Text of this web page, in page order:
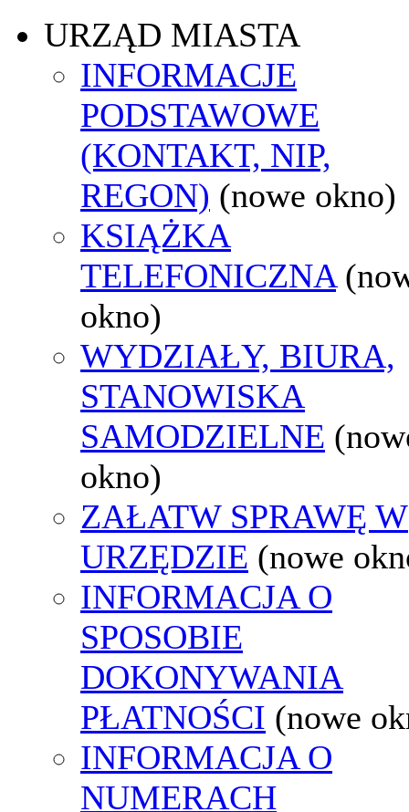
URZĄD MIASTA
INFORMACJE
PODSTAWOWE
(KONTAKT, NIP,
REGON) (nowe okno)
KSIĄŻKA
TELEFONICZNA
okno)
WYDZIAŁY, BIURA,
STANOWISKA
SAMODZIELNE
okno)
ZAŁATW SPRAWĘ W
URZĘDZIE (nowe
INFORMACJA O
SPOSOBIE
DOKONYWANIA
PŁATNOŚCI (nowe
INFORMACJA O
NUMERACH